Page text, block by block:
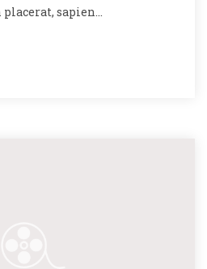
sapien…